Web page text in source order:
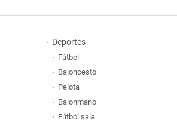
Deportes
Fútbol
Baloncesto
Pelota
Balonmano
Fútbol sala